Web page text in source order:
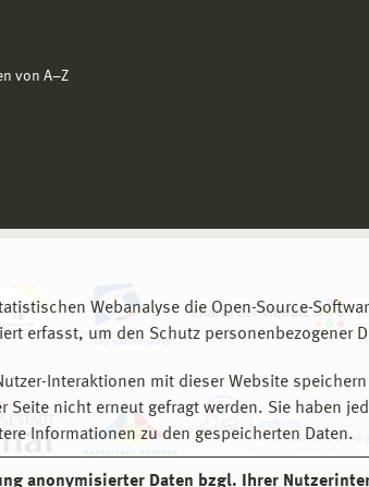
Webanalyse die Open-Source-
erfasst, um den Schutz personenbezogener
Interaktionen mit dieser Website
nicht erneut gefragt werden. Sie haben
Informationen zu den gespeicherten Daten.
anonymisierter Daten bzgl. Ihrer
von A−Z